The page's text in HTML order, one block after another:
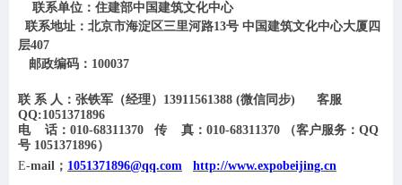
联系单位：住建部中国建筑文化中心
联系地址：北京市海淀区三里河路13号 中国建筑文化中心大厦四
层407
邮政编码： 100037
联 系 人：张铁军（经理） 13911561388 (微信同步)
客服
QQ:1051371896
电
话： 010-68311370 传 真： 010-68311370 （客户服务： QQ
号 1051371896）
E-mail ； 1051371896@qq.com http://www.expobeijing.cn